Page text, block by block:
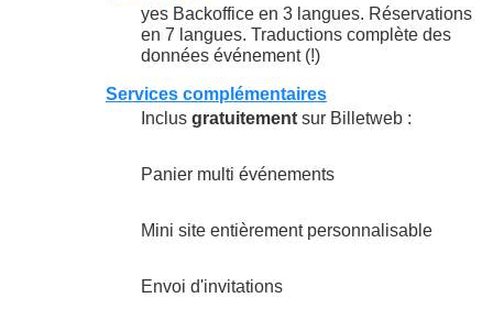
yes Backoffice en 3 langues. Réservations
en 7 langues. Traductions complète des
données événement (!)
Services complémentaires
Inclus gratuitement sur Billetweb :
Panier multi événements
Mini site entièrement personnalisable
Envoi d'invitations